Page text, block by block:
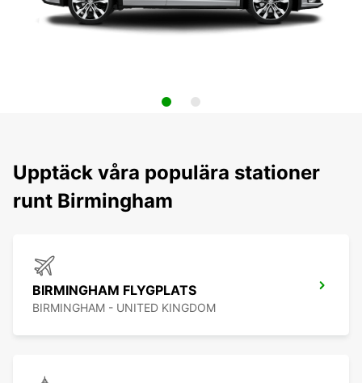
Upptäck våra populära stationer
runt Birmingham
BIRMINGHAM FLYGPLATS
BIRMINGHAM - UNITED KINGDOM